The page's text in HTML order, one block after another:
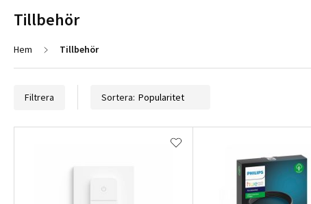
Filtrera Sortera:
Tillbehör
Hem Tillbehör